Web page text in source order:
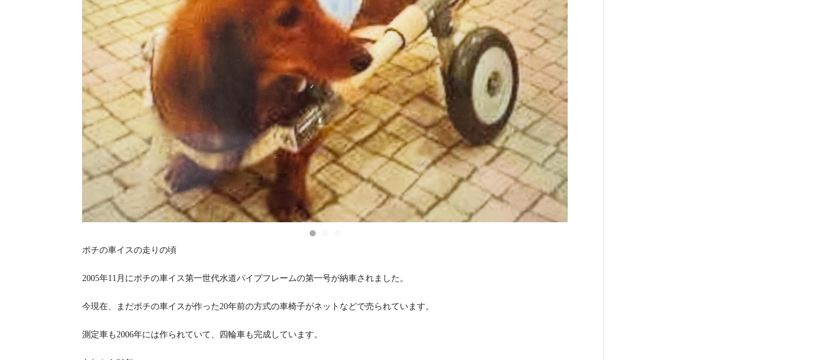
ポチの車イスの走りの頃
2005年11月にポチの車イス第一世代水道パイプフレームの第一号が納車されました。
今現在、まだポチの車イスが作った20年前の方式の車椅子がネットなどで売られています。
測定車も2006年には作られていて、四輪車も完成しています。